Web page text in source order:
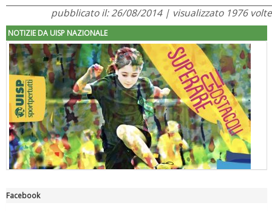
pubblicato il: 26/08/2014 | visualizzato 1976 volte
NOTIZIE DA UISP NAZIONALE
"Superare gli ostacoli": la relazione di Tiziano Pesce al CN Uisp
Facebook